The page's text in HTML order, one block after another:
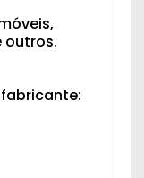
outros.